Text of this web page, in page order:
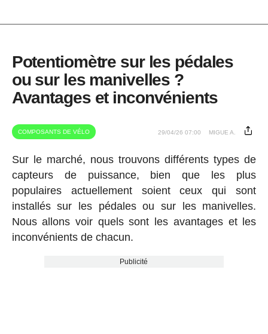
Potentiomètre sur les pédales
ou sur les manivelles ?
Avantages et inconvénients
COMPOSANTS DE VÉLO 29/04/26 07:00 MIGUE A.
Sur le marché, nous trouvons différents types de
capteurs de puissance, bien que les plus
populaires actuellement soient ceux qui sont
installés sur les pédales ou sur les manivelles.
Nous allons voir quels sont les avantages et les
inconvénients de chacun.
Publicité